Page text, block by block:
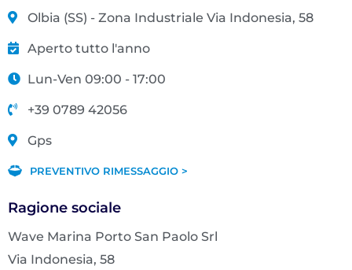
Olbia (SS) - Zona Industriale Via Indonesia, 58
Aperto tutto l'anno
Lun-Ven 09:00 - 17:00
+39 0789 42056
Gps
PREVENTIVO RIMESSAGGIO >
Ragione sociale
Wave Marina Porto San Paolo Srl
Via Indonesia, 58